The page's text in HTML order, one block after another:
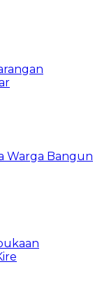
Warga Bangun